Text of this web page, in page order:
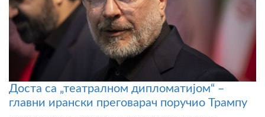
Доста са „театралном дипломатијом“ –
главни ирански преговарач поручио Трампу